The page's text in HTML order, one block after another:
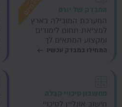
המערכת המובילה בארץ
למציאת תחום לימודים
ומקצוע המתאים לך
התחילו במבדק עכשיו
חישוב אונליין לסיכויי